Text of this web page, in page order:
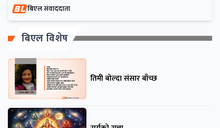
बिएल संवाददाता
बिएल विशेष
तिमी बोल्दा संसार बाँच्छ